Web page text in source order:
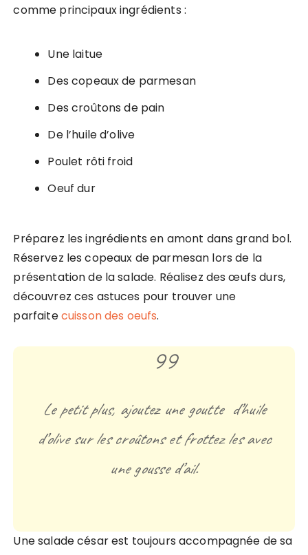
comme principaux ingrédients :
Une laitue
Des copeaux de parmesan
Des croûtons de pain
De l’huile d’olive
Poulet rôti froid
Oeuf dur
Préparez les ingrédients en amont dans grand bol.
Réservez les copeaux de parmesan lors de la
présentation de la salade. Réalisez des œufs durs,
découvrez ces astuces pour trouver une
parfaitecuisson des oeufs.
Le petit plus, ajoutez une goutte d’huile
d’olive sur les croûtons et frottez les avec
une gousse d’ail.
Une salade césar est toujours accompagnée de sa